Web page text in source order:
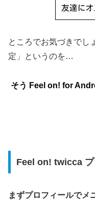
ところでお気づきでし
定」というのを…
そう Feel on! for
Feel on! twicca
まずプロフィールでメ